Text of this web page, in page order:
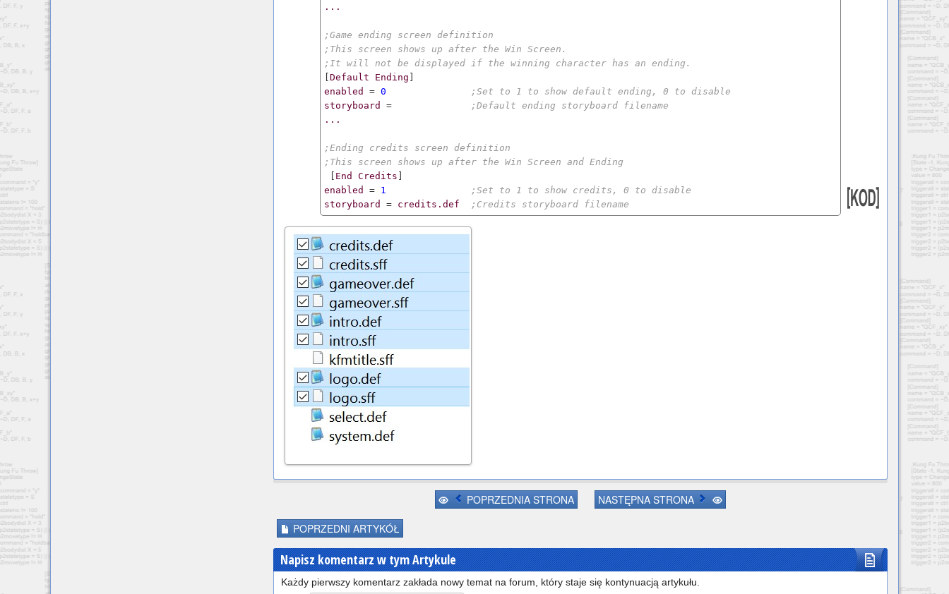
...
;Game ending screen definition
;This screen shows up after the Win Screen.
;It will not be displayed if the winning character has an ending.
Default Ending
enabled
= 0
;Set to 1 to show default ending, 0 to disable
storyboard
=
;Default ending storyboard filename
...
;Ending credits screen definition
;This screen shows up after the Win Screen and Ending
End Credits
enabled
= 1
;Set to 1 to show credits, 0 to disable
storyboard
= credits.def ;Credits storyboard filename
POPRZEDNIA STRONA NASTĘPNA STRONA
POPRZEDNI ARTYKÓŁ
Napisz komentarz w tym Artykule
Każdy pierwszy komentarz zakłada nowy temat na forum, który staje się kontynuacją artykułu.